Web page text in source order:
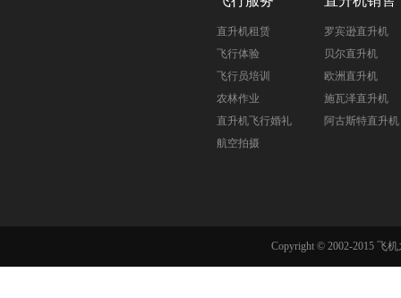
直升机租赁
飞行体验
飞行员培训
农林作业
直升机飞行婚礼
航空拍摄
罗宾逊直升机
贝尔直升机
欧洲直升机
施瓦泽直升机
阿古斯特直升机
Copyright © 2002-2015 飞